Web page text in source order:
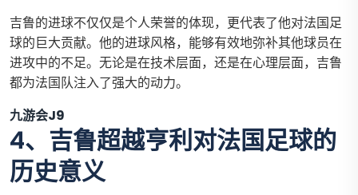
吉鲁的进球不仅仅是个人荣誉的体现，更代表了他对法国足
球的巨大贡献。他的进球风格，能够有效地弥补其他球员在
进攻中的不足。无论是在技术层面，还是在心理层面，吉鲁
都为法国队注入了强大的动力。
九游会J9
4、吉鲁超越亨利对法国足球的
历史意义